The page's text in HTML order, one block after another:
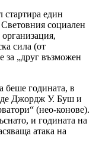
стартира един
социален
сила (от
за „друг възможен
беше годината, в
Джордж У. Буш и
(нео-конове).
и годината на
атака на